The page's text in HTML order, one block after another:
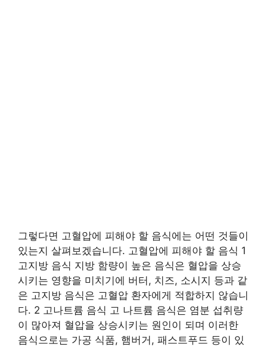
그렇다면 고혈압에 피해야 할 음식에는 어떤 것들이
있는지 살펴보겠습니다. 고혈압에 피해야 할 음식 1
고지방 음식 지방 함량이 높은 음식은 혈압을 상승
시키는 영향을 미치기에 버터, 치즈, 소시지 등과 같
은 고지방 음식은 고혈압 환자에게 적합하지 않습니
다. 2 고나트륨 음식 고 나트륨 음식은 염분 섭취량
이 많아져 혈압을 상승시키는 원인이 되며 이러한
음식으로는 가공 식품, 햄버거, 패스트푸드 등이 있